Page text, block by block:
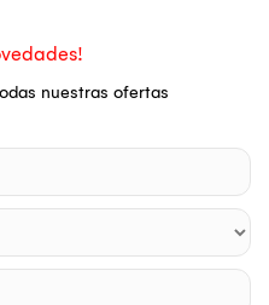
nuestras ofertas